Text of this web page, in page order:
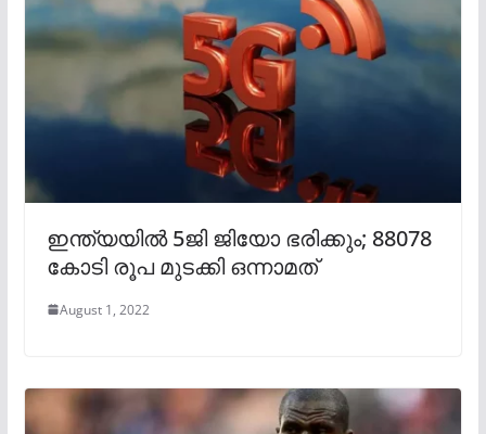
ഇന്ത്യയിൽ 5ജി ജിയോ ഭരിക്കും; 88078
കോടി രൂപ മുടക്കി ഒന്നാമത്
August 1, 2022